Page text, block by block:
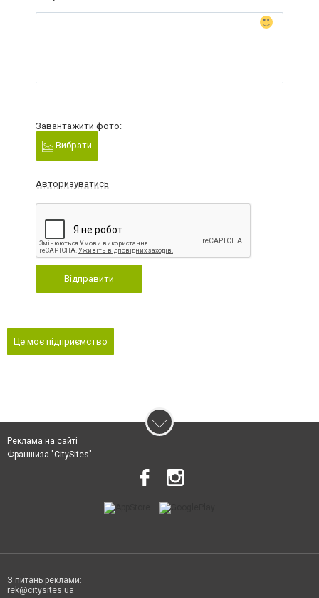
Завантажити фото:
Вибрати
Авторизуватись
Відправити
Це моє підприємство
Реклама на сайті
Франшиза "CitySites"
З питань реклами:
rek@citysites.ua